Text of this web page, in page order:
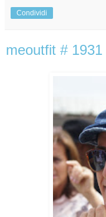
Condividi
meoutfit #